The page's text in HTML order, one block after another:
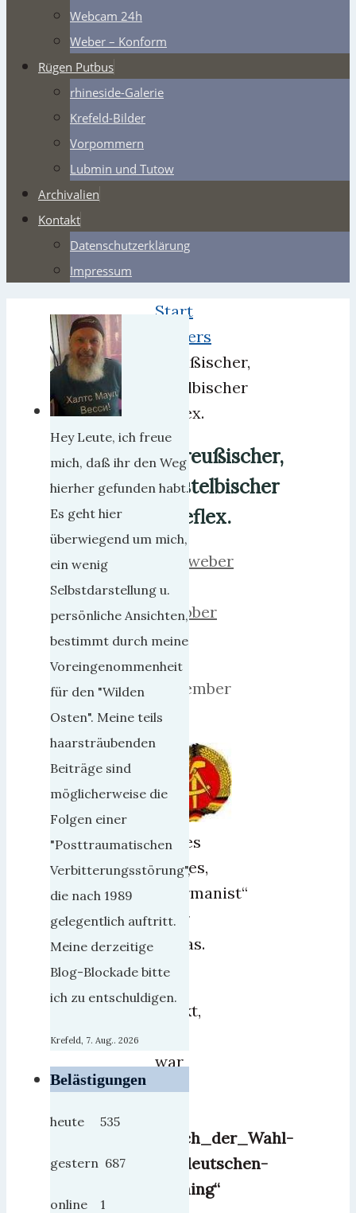
Webcam 24h
Weber – Konform
Rügen Putbus
rhineside-Galerie
Krefeld-Bilder
Vorpommern
Lubmin und Tutow
Archivalien
Kontakt
Datenschutzerklärung
Impressum
Start
Webers
Preußischer,
ostelbischer
Reflex.
Preußischer,
ostelbischer
Reflex.
herrweber
5.
Oktober
2017
10.
Dezember
2018
James
Hawes,
„Germanist“
oder
sowas.
denkt,
war
Nach_der_Wahl-
Ostdeutschen-
Bashing“
Hey Leute, ich freue
mich, daß ihr den Weg
hierher gefunden habt.
Es geht hier
überwiegend um mich,
ein wenig
Selbstdarstellung u.
persönliche Ansichten,
bestimmt durch meine
Voreingenommenheit
für den "Wilden
Osten". Meine teils
haarsträubenden
Beiträge sind
möglicherweise die
Folgen einer
"Posttraumatischen
Verbitterungsstörung",
die nach 1989
gelegentlich auftritt.
Meine derzeitige
Blog-Blockade bitte
ich zu entschuldigen.
Krefeld, 7. Aug.. 2026
Belästigungen
heute 535
gestern 687
online 1